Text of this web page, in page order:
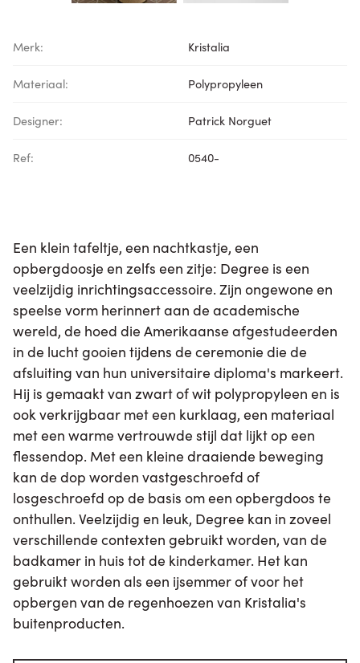
Merk: Kristalia
Materiaal: Polypropyleen
Designer: Patrick Norguet
Ref: 0540-
Een klein tafeltje, een nachtkastje, een
opbergdoosje en zelfs een zitje: Degree is een
veelzijdig inrichtingsaccessoire. Zijn ongewone en
speelse vorm herinnert aan de academische
wereld, de hoed die Amerikaanse afgestudeerden
in de lucht gooien tijdens de ceremonie die de
afsluiting van hun universitaire diploma's markeert.
Hij is gemaakt van zwart of wit polypropyleen en is
ook verkrijgbaar met een kurklaag, een materiaal
met een warme vertrouwde stijl dat lijkt op een
flessendop. Met een kleine draaiende beweging
kan de dop worden vastgeschroefd of
losgeschroefd op de basis om een opbergdoos te
onthullen. Veelzijdig en leuk, Degree kan in zoveel
verschillende contexten gebruikt worden, van de
badkamer in huis tot de kinderkamer. Het kan
gebruikt worden als een ijsemmer of voor het
opbergen van de regenhoezen van Kristalia's
buitenproducten.